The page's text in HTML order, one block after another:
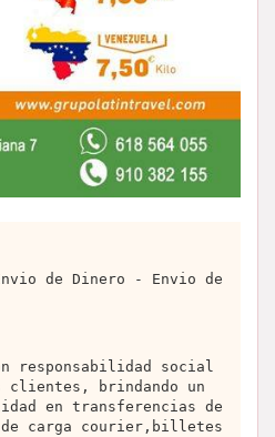
de Dinero - Envio de
responsabilidad social
clientes, brindando un
en transferencias de
carga courier,billetes